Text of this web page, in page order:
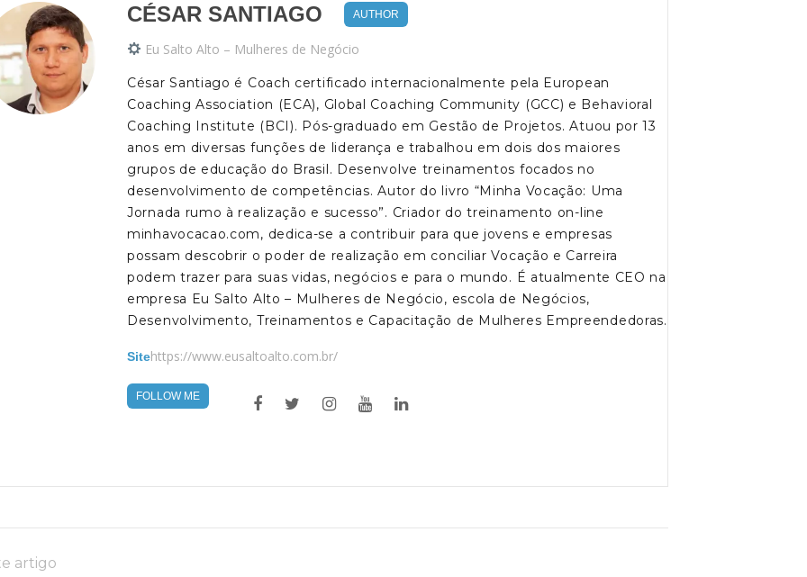
CÉSAR SANTIAGO AUTHOR
Eu Salto Alto – Mulheres de Negócio
César Santiago é Coach certificado internacionalmente pela European
Coaching Association (ECA), Global Coaching Community (GCC) e Behavioral
Coaching Institute (BCI). Pós-graduado em Gestão de Projetos. Atuou por 13
anos em diversas funções de liderança e trabalhou em dois dos maiores
grupos de educação do Brasil. Desenvolve treinamentos focados no
desenvolvimento de competências. Autor do livro “Minha Vocação: Uma
Jornada rumo à realização e sucesso”. Criador do treinamento on-line
minhavocacao.com, dedica-se a contribuir para que jovens e empresas
possam descobrir o poder de realização em conciliar Vocação e Carreira
podem trazer para suas vidas, negócios e para o mundo. É atualmente CEO na
empresa Eu Salto Alto – Mulheres de Negócio, escola de Negócios,
Desenvolvimento, Treinamentos e Capacitação de Mulheres Empreendedoras.
Sitehttps://www.eusaltoalto.com.br/
FOLLOW ME
artigo